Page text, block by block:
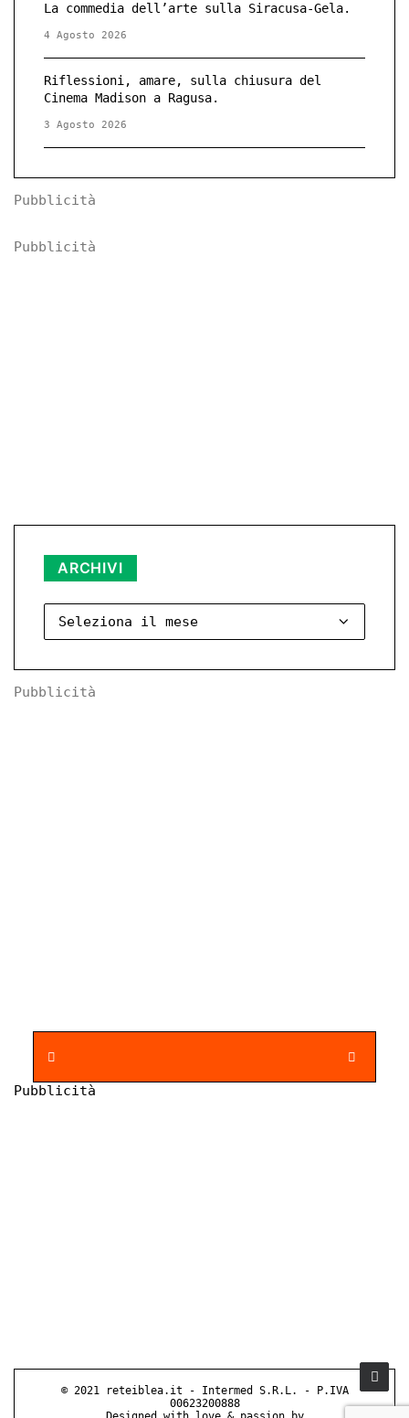
La commedia dell’arte sulla Siracusa-Gela.
4 Agosto 2026
Riflessioni, amare, sulla chiusura del
Cinema Madison a Ragusa.
3 Agosto 2026
Pubblicità
Pubblicità
ARCHIVI
Pubblicità
Pubblicità
© 2021 reteiblea.it - Intermed S.R.L. - P.IVA
00623200888